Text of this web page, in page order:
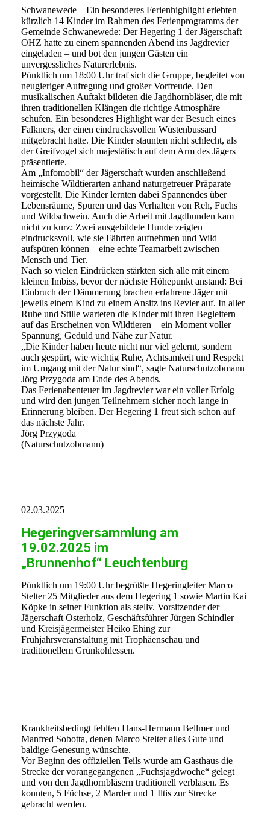
Schwanewede – Ein besonderes Ferienhighlight erlebten
kürzlich 14 Kinder im Rahmen des Ferienprogramms der
Gemeinde Schwanewede: Der Hegering 1 der Jägerschaft
OHZ hatte zu einem spannenden Abend ins Jagdrevier
eingeladen – und bot den jungen Gästen ein
unvergessliches Naturerlebnis.
Pünktlich um 18:00 Uhr traf sich die Gruppe, begleitet von
neugieriger Aufregung und großer Vorfreude. Den
musikalischen Auftakt bildeten die Jagdhornbläser, die mit
ihren traditionellen Klängen die richtige Atmosphäre
schufen. Ein besonderes Highlight war der Besuch eines
Falkners, der einen eindrucksvollen Wüstenbussard
mitgebracht hatte. Die Kinder staunten nicht schlecht, als
der Greifvogel sich majestätisch auf dem Arm des Jägers
präsentierte.
Am „Infomobil“ der Jägerschaft wurden anschließend
heimische Wildtierarten anhand naturgetreuer Präparate
vorgestellt. Die Kinder lernten dabei Spannendes über
Lebensräume, Spuren und das Verhalten von Reh, Fuchs
und Wildschwein. Auch die Arbeit mit Jagdhunden kam
nicht zu kurz: Zwei ausgebildete Hunde zeigten
eindrucksvoll, wie sie Fährten aufnehmen und Wild
aufspüren können – eine echte Teamarbeit zwischen
Mensch und Tier.
Nach so vielen Eindrücken stärkten sich alle mit einem
kleinen Imbiss, bevor der nächste Höhepunkt anstand: Bei
Einbruch der Dämmerung brachen erfahrene Jäger mit
jeweils einem Kind zu einem Ansitz ins Revier auf. In aller
Ruhe und Stille warteten die Kinder mit ihren Begleitern
auf das Erscheinen von Wildtieren – ein Moment voller
Spannung, Geduld und Nähe zur Natur.
„Die Kinder haben heute nicht nur viel gelernt, sondern
auch gespürt, wie wichtig Ruhe, Achtsamkeit und Respekt
im Umgang mit der Natur sind“, sagte Naturschutzobmann
Jörg Przygoda am Ende des Abends.
Das Ferienabenteuer im Jagdrevier war ein voller Erfolg –
und wird den jungen Teilnehmern sicher noch lange in
Erinnerung bleiben. Der Hegering 1 freut sich schon auf
das nächste Jahr.
Jörg Przygoda
(Naturschutzobmann)
02.03.2025
Hegeringversammlung am
19.02.2025 im
„Brunnenhof“ Leuchtenburg
Pünktlich um 19:00 Uhr begrüßte Hegeringleiter Marco
Stelter 25 Mitglieder aus dem Hegering 1 sowie Martin Kai
Köpke in seiner Funktion als stellv. Vorsitzender der
Jägerschaft Osterholz, Geschäftsführer Jürgen Schindler
und Kreisjägermeister Heiko Ehing zur
Frühjahrsveranstaltung mit Trophäenschau und
traditionellem Grünkohlessen.
Krankheitsbedingt fehlten Hans-Hermann Bellmer und
Manfred Sobotta, denen Marco Stelter alles Gute und
baldige Genesung wünschte.
Vor Beginn des offiziellen Teils wurde am Gasthaus die
Strecke der vorangegangenen „Fuchsjagdwoche“ gelegt
und von den Jagdhornbläsern traditionell verblasen. Es
konnten, 5 Füchse, 2 Marder und 1 Iltis zur Strecke
gebracht werden.